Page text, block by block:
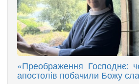
«Преображення Господнє:
апостолів побачили Божу